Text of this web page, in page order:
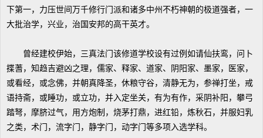
下第一，力压世间万千修行门派和诸多中州不朽神朝的极道强者，一
大批治学，兴业，治国安邦的高干英才。
曾经建校伊始，三真法门该修道学校设有过例如请仙扶鸾，问卜
揲蓍，知趋吉避凶之理，儒家、释家、道家、阴阳家、墨家，医家，
或看经，或念佛，并朝真降圣，休粮守谷，清静无为，参禅打坐，戒
语持斋，或睡功，或立功，并入定坐关，有为有作，采阴补阳，攀弓
踏弩，摩脐过气，用方炮制，烧茅打鼎，进红铅，炼秋石，并服妇乳
之类，术门，流字门，静字门，动字门等多项入选学科。